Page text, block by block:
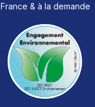
France & à la demande